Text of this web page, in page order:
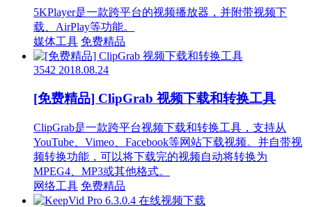
5KPlayer是一款跨平台的视频播放器，并附带视频下
载、AirPlay等功能。
媒体工具 免费精品
3542 2018.08.24
[免费精品] ClipGrab 视频下载和转换工具
ClipGrab是一款跨平台视频下载和转换工具，支持从
YouTube、Vimeo、Facebook等网站下载视频。并自带视
频转换功能，可以将下载完的视频自动将转换为
MPEG4、MP3或其他格式。
网络工具 免费精品